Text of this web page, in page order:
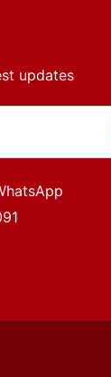
updates